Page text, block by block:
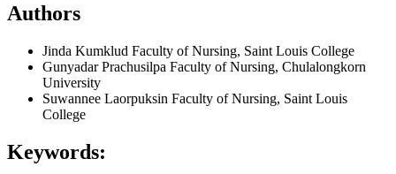
Authors
Jinda Kumklud Faculty of Nursing, Saint Louis College
Gunyadar Prachusilpa Faculty of Nursing, Chulalongkorn
University
Suwannee Laorpuksin Faculty of Nursing, Saint Louis
College
Keywords: